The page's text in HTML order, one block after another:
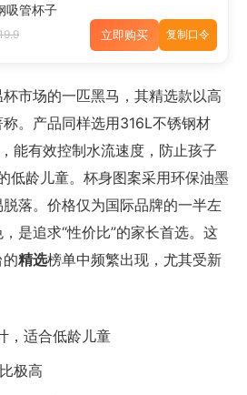
吸管杯子
立即购买 复制口令
市场的一匹黑马，其精选款以高
。产品同样选用316L不锈钢材
能有效控制水流速度，防止孩子
低龄儿童。杯身图案采用环保油墨
落。价格仅为国际品牌的一半左
是追求“性价比”的家长首选。这
精选榜单中频繁出现，尤其受新
，适合低龄儿童
极高